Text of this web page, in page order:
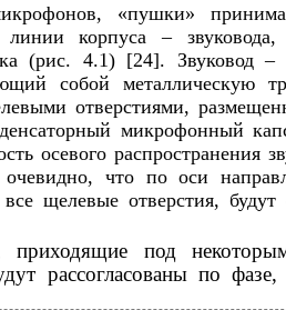
«пушки»
корпуса –
(рис. 4.1) [24]. Звуковод –
собой металлическую
отверстиями,
микрофонный
осевого распространения
что по оси
щелевые отверстия, будут
приходящие под
рассогласованы по